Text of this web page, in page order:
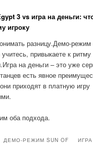
3 vs игра на деньги:
игроку
разницу.Демо-режим
привыкаете к
на деньги – это уже
есть явное
приходят в платную игру
оба подхода.
ДЕМО-РЕЖИМ SUN OF